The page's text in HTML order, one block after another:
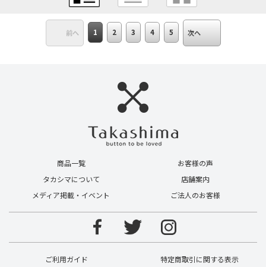
前へ 1 2 3 4 5 次へ
商品一覧
お客様の声
タカシマについて
店舗案内
メディア掲載・イベント
ご法人のお客様
ご利用ガイド 特定商取引に関する表示